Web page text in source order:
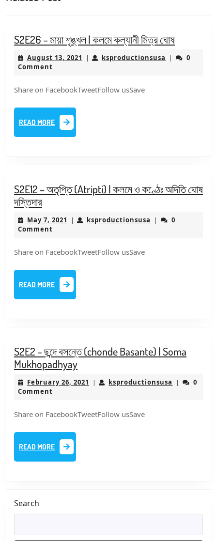
S2E26 – মায়া শৃঙ্খল | কলমে কল্যানী মিত্র ঘোষS2E26
মায়া
August 13, 2021 August
| ksproductionsusa |
0
Comment
Share on FacebookTweetFollow usSave
READ MORE
READ
MORE
S2E12 – অতৃপ্তি (Atripti) | কলমে ও কণ্ঠেঃ অদিতি ঘোষ
দস্তিদারS2E12
অতৃপ্তি
|
কণ্ঠেঃ
অদিতি
May 7, 2021 May
| ksproductionsusa ksproductionsusa
|
0
Comment
Share on FacebookTweetFollow usSave
READ MORE
READ
MORE
S2E2 – ছন্দে বসন্তে (chonde Basante) | Soma
MukhopadhyayS2E2
ছন্দে
(chonde
February 26, 2021 February
| ksproductionsusa |
0
Comment
Share on FacebookTweetFollow usSave
READ MORE
READ
MORE
Search